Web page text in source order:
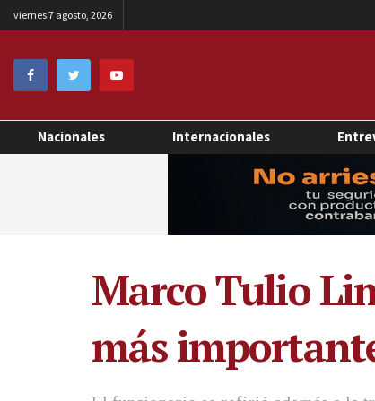
viernes 7 agosto, 2026
Nacionales Internacionales
Marco Tulio
más